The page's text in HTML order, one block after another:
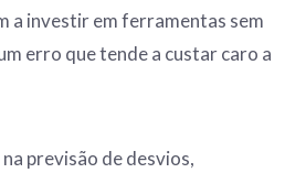
a investir em ferramentas sem
erro que tende a custar caro a
previsão de desvios,